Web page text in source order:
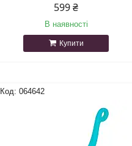
599 ₴
В наявності
Купити
064642